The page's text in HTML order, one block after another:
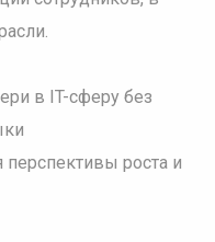
в IT-сферу без
перспективы роста и